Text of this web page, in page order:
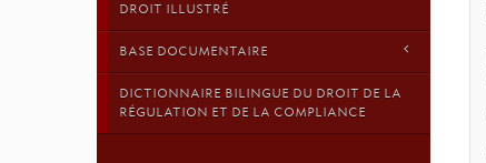
DROIT ILLUSTRÉ
BASE DOCUMENTAIRE
DICTIONNAIRE BILINGUE DU DROIT DE LA
RÉGULATION ET DE LA COMPLIANCE